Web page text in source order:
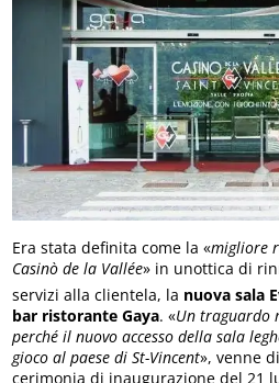
Era stata definita come la «migliore
Casinò de la Vallée» in unottica di
servizi alla clientela, la nuova sala
bar ristorante Gaya. «Un traguardo
perché il nuovo accesso della sala
gioco al paese di St-Vincent», venne
cerimonia di inaugurazione del 21